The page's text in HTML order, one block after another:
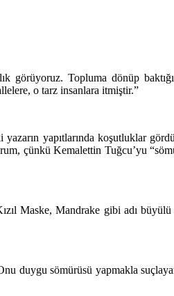
görüyoruz. Topluma dönüp
o tarz insanlara itmiştir.”
yapıtlarında koşutluklar
çünkü Kemalettin Tuğcu’yu
Maske, Mandrake gibi adı
duygu sömürüsü yapmakla